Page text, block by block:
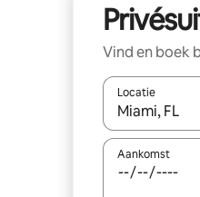
Vind en boek
Locatie
Wanneer er
Aankomst